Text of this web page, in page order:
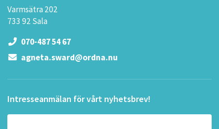
Varmsätra 202
733 92 Sala
070-487 54 67
agneta.sward@ordna.nu
Intresseanmälan för vårt nyhetsbrev!